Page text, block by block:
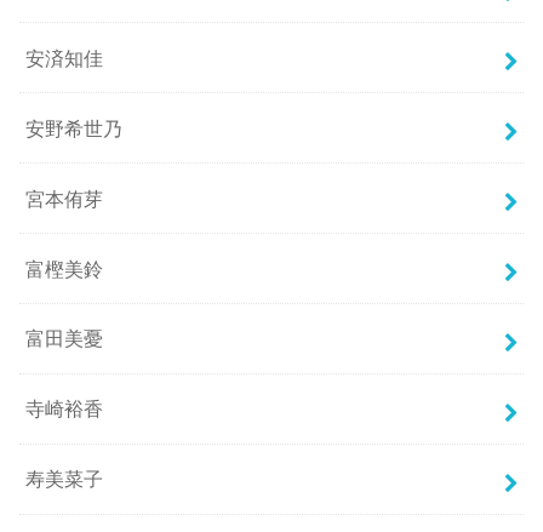
安済知佳
安野希世乃
宮本侑芽
富樫美鈴
富田美憂
寺崎裕香
寿美菜子